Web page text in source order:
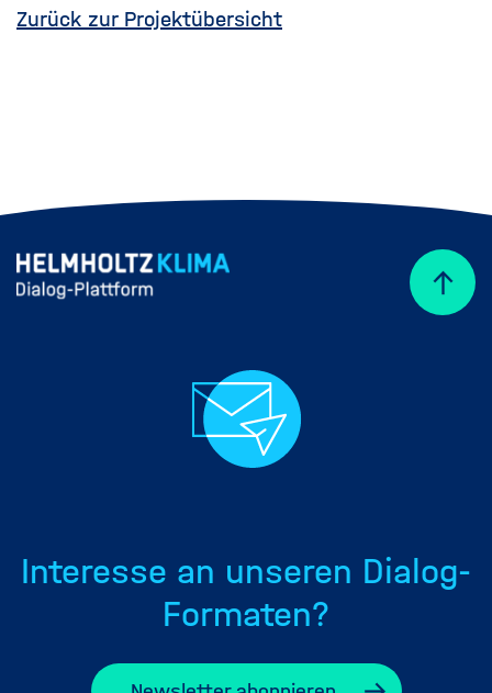
Zurück zur Projektübersicht
Interesse an unseren Dialog-
Formaten?